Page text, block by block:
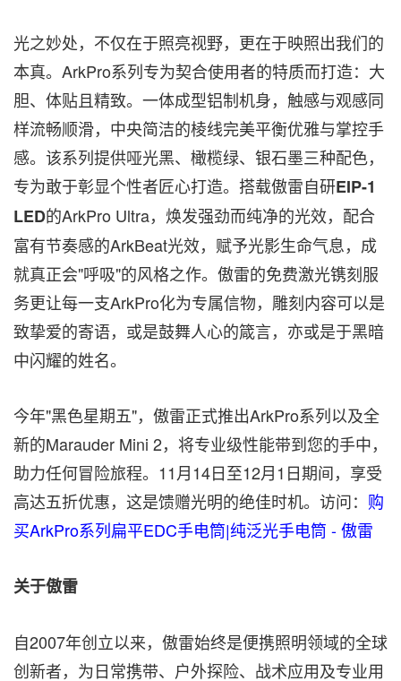
光之妙处，不仅在于照亮视野，更在于映照出我们的
本真。ArkPro系列专为契合使用者的特质而打造：大
胆、体贴且精致。一体成型铝制机身，触感与观感同
样流畅顺滑，中央简洁的棱线完美平衡优雅与掌控手
感。该系列提供哑光黑、橄榄绿、银石墨三种配色，
专为敢于彰显个性者匠心打造。搭载傲雷自研EIP-1
LED的ArkPro Ultra，焕发强劲而纯净的光效，配合
富有节奏感的ArkBeat光效，赋予光影生命气息，成
就真正会"呼吸"的风格之作。傲雷的免费激光镌刻服
务更让每一支ArkPro化为专属信物，雕刻内容可以是
致挚爱的寄语，或是鼓舞人心的箴言，亦或是于黑暗
中闪耀的姓名。
今年"黑色星期五"，傲雷正式推出ArkPro系列以及全
新的Marauder Mini 2，将专业级性能带到您的手中，
助力任何冒险旅程。11月14日至12月1日期间，享受
高达五折优惠，这是馈赠光明的绝佳时机。访问： 购
买ArkPro系列扁平EDC手电筒|纯泛光手电筒 - 傲雷
关于傲雷
自2007年创立以来，傲雷始终是便携照明领域的全球
创新者，为日常携带、户外探险、战术应用及专业用